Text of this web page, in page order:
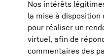
Nos intérêts
la mise à
pour réaliser un
virtuel, afin de
commentaires des